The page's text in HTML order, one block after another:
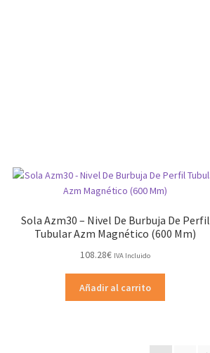
Sola Azm30 – Nivel De Burbuja De Perfil
Tubular Azm Magnético (600 Mm)
108.28€ IVA Incluido
Añadir al carrito